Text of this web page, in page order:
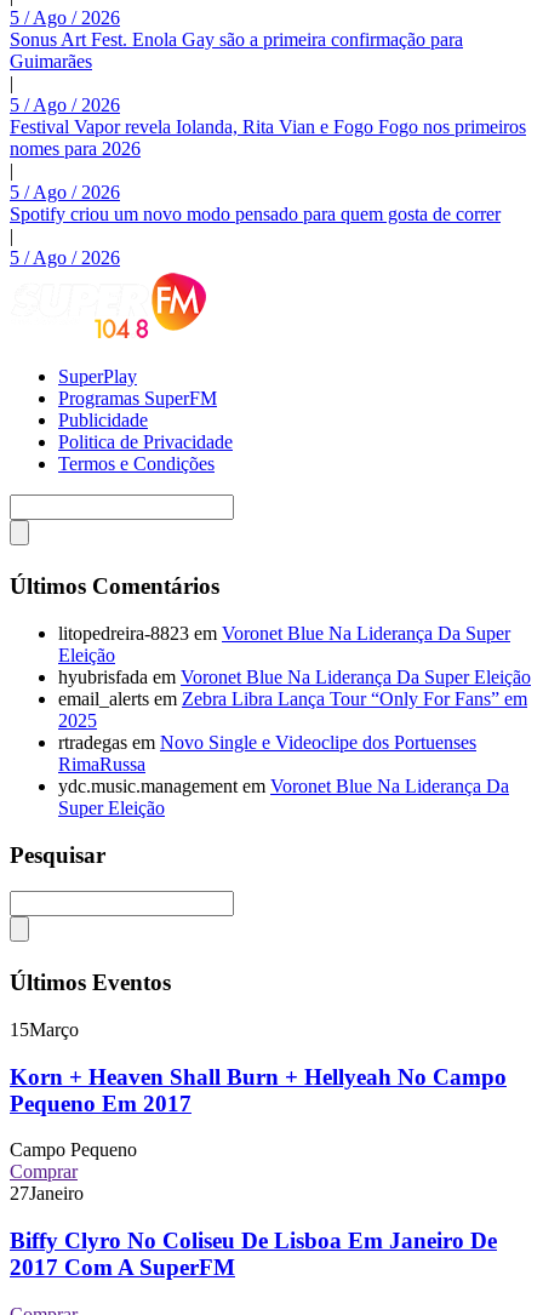
5 / Ago / 2026
Sonus Art Fest. Enola Gay são a primeira confirmação para
Guimarães
5 / Ago / 2026
Festival Vapor revela Iolanda, Rita Vian e Fogo Fogo nos primeiros
nomes para 2026
5 / Ago / 2026
Spotify criou um novo modo pensado para quem gosta de correr
5 / Ago / 2026
SuperPlay
Programas SuperFM
Publicidade
Politica de Privacidade
Termos e Condições
Últimos Comentários
litopedreira-8823 em Voronet Blue Na Liderança Da Super
Eleição
hyubrisfada em Voronet Blue Na Liderança Da Super Eleição
email_alerts em Zebra Libra Lança Tour “Only For Fans” em
2025
rtradegas em Novo Single e Videoclipe dos Portuenses
RimaRussa
ydc.music.management em Voronet Blue Na Liderança Da
Super Eleição
Pesquisar
Últimos Eventos
15Março
Korn + Heaven Shall Burn + Hellyeah No Campo
Pequeno Em 2017
Campo Pequeno
Comprar
27Janeiro
Biffy Clyro No Coliseu De Lisboa Em Janeiro De
2017 Com A SuperFM